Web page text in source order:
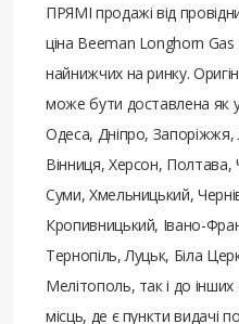
ПРЯМІ продажі від
ціна Beeman Longhorn Gas
найнижчих на ринку.
може бути доставлена ​​як у
Одеса, Дніпро, Запоріжжя,
Вінниця, Херсон, Полтава,
Суми, Хмельницький,
Кропивницький, Івано-
Тернопіль, Луцьк, Біла
Мелітополь, так і до інших
місць, де є пункти видачі